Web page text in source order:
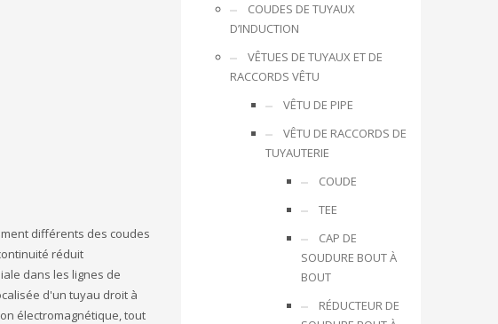
différents des coudes
réduit
dans les lignes de
d'un tuyau droit à
électromagnétique, tout
COUDES DE TUYAUX
D’INDUCTION
VÊTUES DE TUYAUX ET DE
RACCORDS VÊTU
VÊTU DE PIPE
VÊTU DE RACCORDS DE
TUYAUTERIE
COUDE
TEE
CAP DE
SOUDURE BOUT À
BOUT
RÉDUCTEUR DE